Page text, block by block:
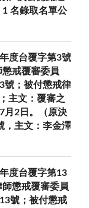
名錄取名單公
度台覆字第3號
戒覆審委員
號；被付懲戒律
主文：覆審之
月2日。（原決
，主文：李金澤
度台覆字第13
懲戒覆審委員
號；被付懲戒